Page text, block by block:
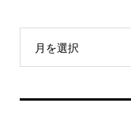
月を選択